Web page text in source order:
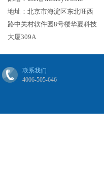
地址：北京市海淀区东北旺西
路中关村软件园8号楼华夏科技
大厦309A
联系我们
4006-505-646